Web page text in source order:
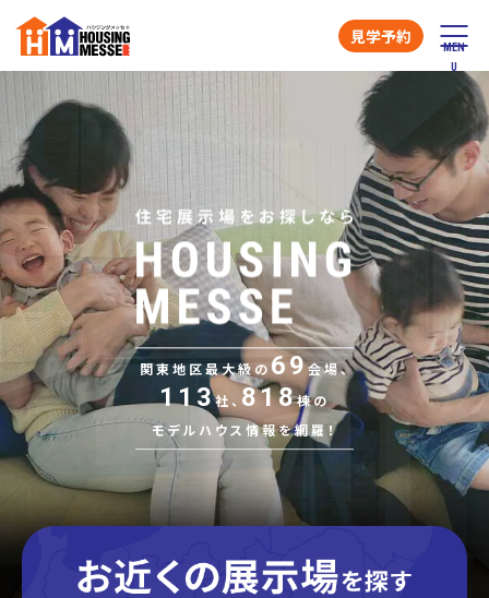
見学予約
関東地区最大級の 69会場、
113社、 818棟の
モデルハウス情報を網羅！